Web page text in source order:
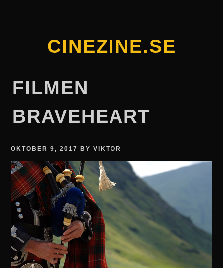
CINEZINE.SE
FILMEN
BRAVEHEART
OKTOBER 9, 2017 BYVIKTOR